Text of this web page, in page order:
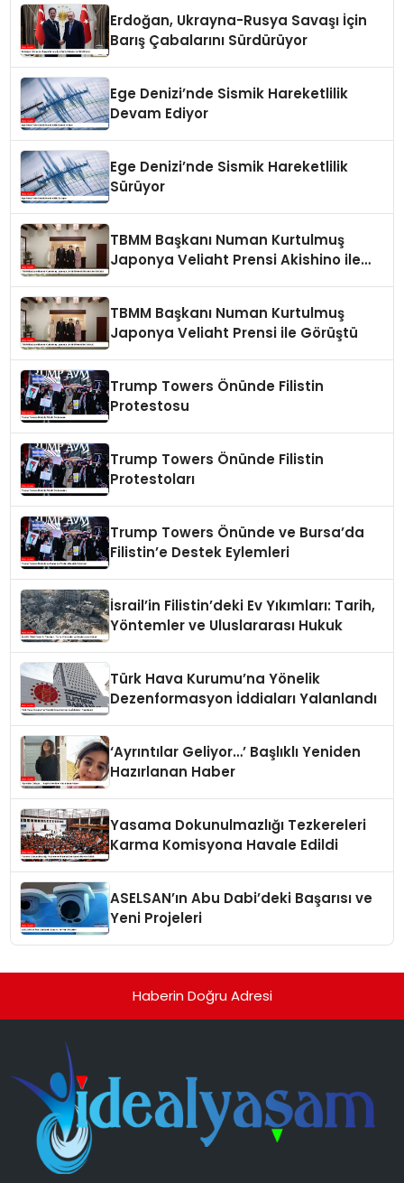
Erdoğan, Ukrayna-Rusya Savaşı İçin
Barış Çabalarını Sürdürüyor
Ege Denizi’nde Sismik Hareketlilik
Devam Ediyor
Ege Denizi’nde Sismik Hareketlilik
Sürüyor
TBMM Başkanı Numan Kurtulmuş
Japonya Veliaht Prensi Akishino ile
TBMM Başkanı Numan Kurtulmuş
Japonya Veliaht Prensi ile Görüştü
Trump Towers Önünde Filistin
Protestosu
Trump Towers Önünde Filistin
Protestoları
Trump Towers Önünde ve Bursa’da
Filistin’e Destek Eylemleri
İsrail’in Filistin’deki Ev Yıkımları: Tarih,
Yöntemler ve Uluslararası Hukuk
Türk Hava Kurumu’na Yönelik
Dezenformasyon İddiaları Yalanlandı
‘Ayrıntılar Geliyor…’ Başlıklı Yeniden
Hazırlanan Haber
Yasama Dokunulmazlığı Tezkereleri
Karma Komisyona Havale Edildi
ASELSAN’ın Abu Dabi’deki Başarısı ve
Yeni Projeleri
Haberin Doğru Adresi